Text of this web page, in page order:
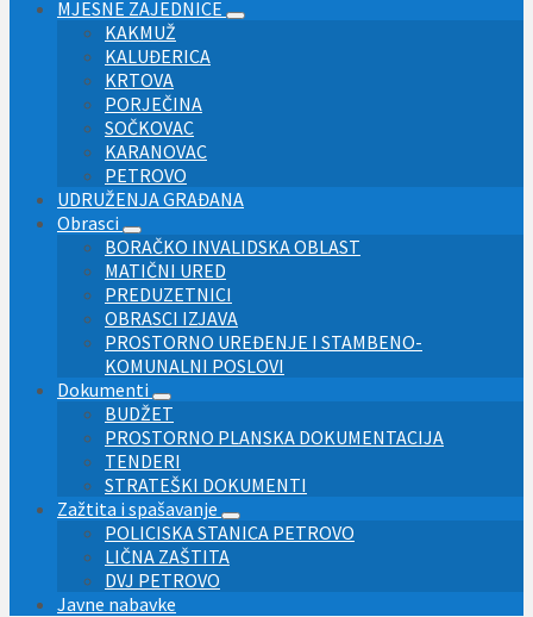
MJESNE ZAJEDNICE
KAKMUŽ
KALUĐERICA
KRTOVA
PORJEČINA
SOČKOVAC
KARANOVAC
PETROVO
UDRUŽENJA GRAĐANA
Obrasci
BORAČKO INVALIDSKA OBLAST
MATIČNI URED
PREDUZETNICI
OBRASCI IZJAVA
PROSTORNO UREĐENJE I STAMBENO-
KOMUNALNI POSLOVI
Dokumenti
BUDŽET
PROSTORNO PLANSKA DOKUMENTACIJA
TENDERI
STRATEŠKI DOKUMENTI
Zažtita i spašavanje
POLICISKA STANICA PETROVO
LIČNA ZAŠTITA
DVJ PETROVO
Javne nabavke